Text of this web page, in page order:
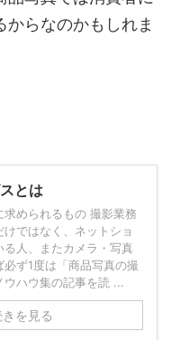
らなのかもしれま
とは
められるもの 撮影業務
ではなく、ネットショ
る人、またカメラ・写真
ず1度は「商品写真の撮
ハウ集の記事を読 ...
を見る